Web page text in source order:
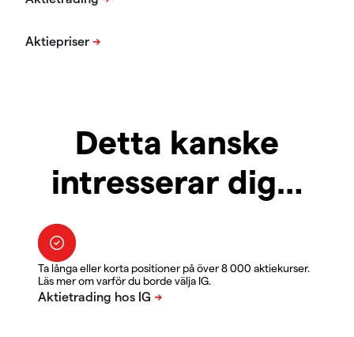
Detta kanske
intresserar dig…
Ta långa eller korta positioner på över 8 000 aktiekurser.
Läs mer om varför du borde välja IG.